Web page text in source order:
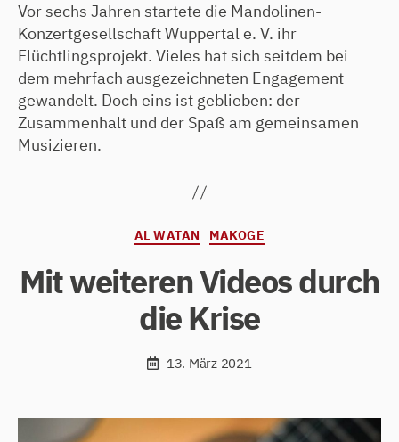
Vor sechs Jahren startete die Mandolinen-
Konzertgesellschaft Wuppertal e. V. ihr
Flüchtlingsprojekt. Vieles hat sich seitdem bei
dem mehrfach ausgezeichneten Engagement
gewandelt. Doch eins ist geblieben: der
Zusammenhalt und der Spaß am gemeinsamen
Musizieren.
Kategorien
AL WATAN MAKOGE
Mit weiteren Videos durch
die Krise
13. März 2021